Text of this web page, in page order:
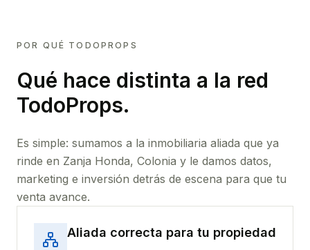
POR QUÉ TODOPROPS
Qué hace distinta a la red
TodoProps.
Es simple: sumamos a la inmobiliaria aliada que ya
rinde en Zanja Honda, Colonia y le damos datos,
marketing e inversión detrás de escena para que tu
venta avance.
Aliada correcta para tu propiedad